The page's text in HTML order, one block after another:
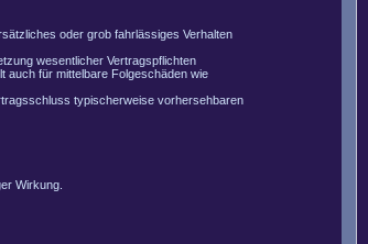
oder grob fahrlässiges Verhalten
wesentlicher Vertragspflichten
auch für mittelbare Folgeschäden wie
typischerweise vorhersehbaren
Wirkung.